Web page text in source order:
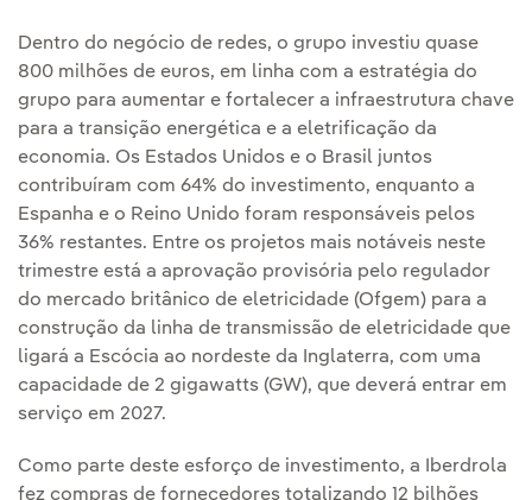
Dentro do negócio de redes, o grupo investiu quase
800 milhões de euros, em linha com a estratégia do
grupo para aumentar e fortalecer a infraestrutura chave
para a transição energética e a eletrificação da
economia. Os Estados Unidos e o Brasil juntos
contribuíram com 64% do investimento, enquanto a
Espanha e o Reino Unido foram responsáveis pelos
36% restantes. Entre os projetos mais notáveis neste
trimestre está a aprovação provisória pelo regulador
do mercado britânico de eletricidade (Ofgem) para a
construção da linha de transmissão de eletricidade que
ligará a Escócia ao nordeste da Inglaterra, com uma
capacidade de 2 gigawatts (GW), que deverá entrar em
serviço em 2027.
Como parte deste esforço de investimento, a Iberdrola
fez compras de fornecedores totalizando 12 bilhões